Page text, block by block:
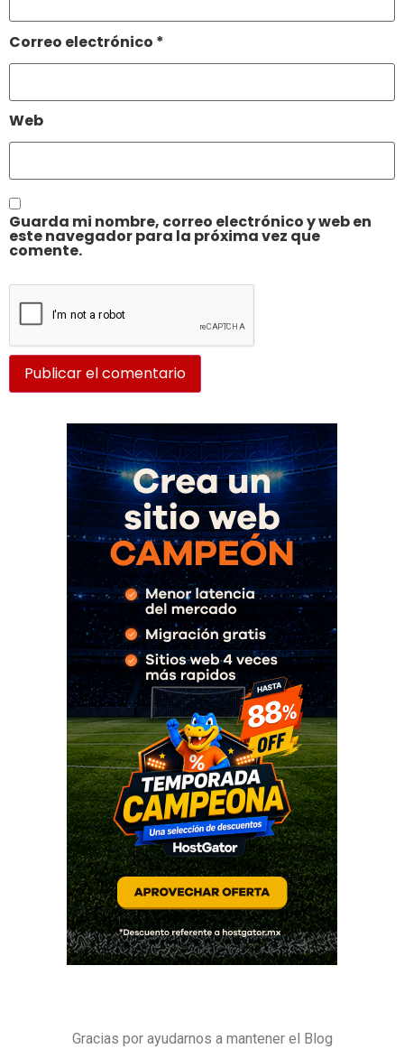
Correo electrónico *
Web
Guarda mi nombre, correo electrónico y web en
este navegador para la próxima vez que
comente.
Gracias por ayudarnos a mantener el Blog